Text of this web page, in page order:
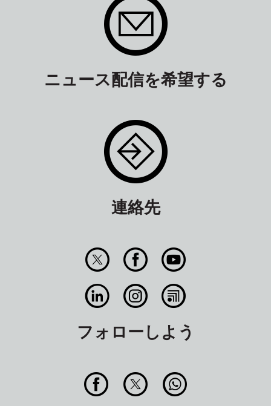
ニュース配信を希望する
連絡先
フォローしよう